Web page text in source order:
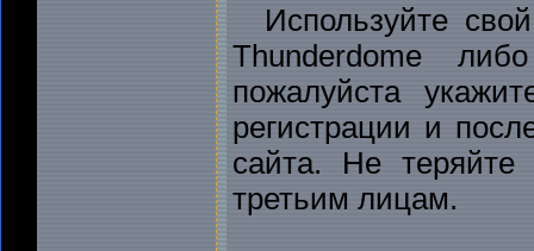
Используйте
Thunderdome
пожалуйста
регистрации и
сайта. Не
третьим лицам.